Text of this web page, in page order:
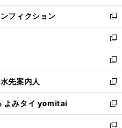
開
く
ウ
で
開
く
ン
ド
ウ
で
開
く
ウ
ィ
ン
ド
ウ
で
開
く
フィクション
新
し
い
ウ
ィ
ン
ド
ウ
で
開
く
新
し
い
ウ
ィ
ン
ド
ウ
で
新
し
い
ウ
ィ
ン
ド
先案内人
新
し
い
ウ
よみタイ yomitai
新
し